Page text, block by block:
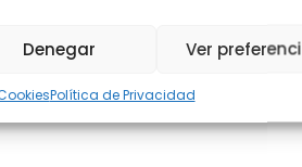
Denegar Ver
Política de Privacidad